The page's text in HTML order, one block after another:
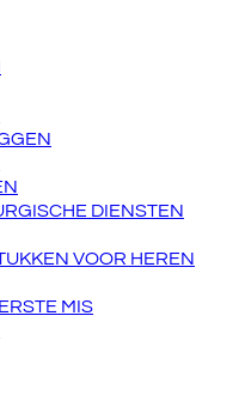
DIENSTEN
VOOR HEREN
MIS